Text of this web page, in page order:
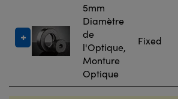
5mm
Diamètre
de
l'Optique,
Monture
Optique
Fixed